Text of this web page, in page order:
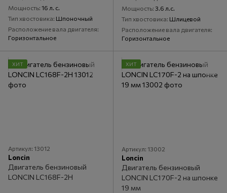
Мощность 16 л. с.
Тип хвостовика Шпоночный
Расположение вала двигателя
Горизонтальное
Мощность 3.6 л.с.
Тип хвостовика Шлицевой
Расположение вала двигателя
Горизонтальное
ХИТ
Артикул: 13012
Loncin
Двигатель бензиновый
LONCIN LC168F-2H
ХИТ
Артикул: 13002
Loncin
Двигатель бензиновый
LONCIN LC170F-2 на шпонке
19 мм